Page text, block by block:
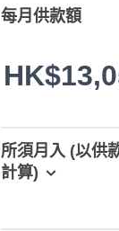
每月供款額
所須月入 (以供
計算)